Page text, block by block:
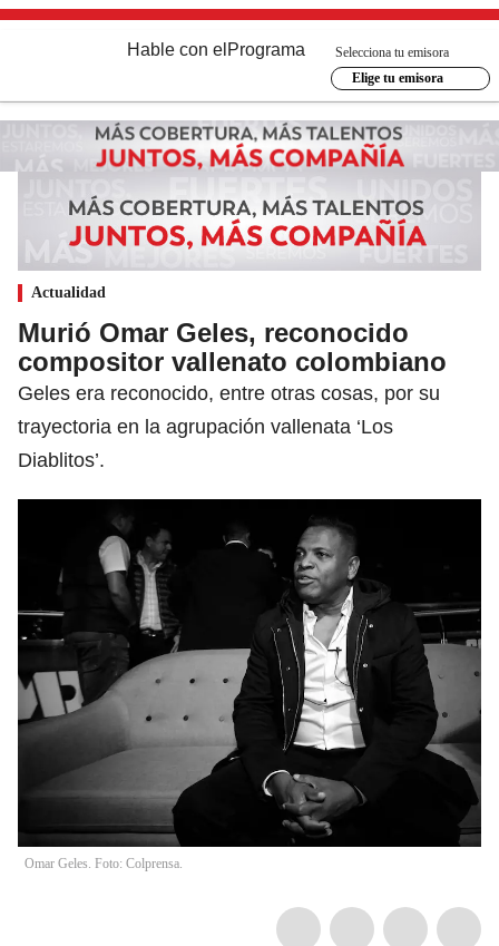
Hable con el Programa
Selecciona tu emisora
Elige tu emisora
Actualidad
Murió Omar Geles, reconocido
compositor vallenato colombiano
Geles era reconocido, entre otras cosas, por su
trayectoria en la agrupación vallenata ‘Los
Diablitos’.
Omar Geles. Foto: Colprensa.